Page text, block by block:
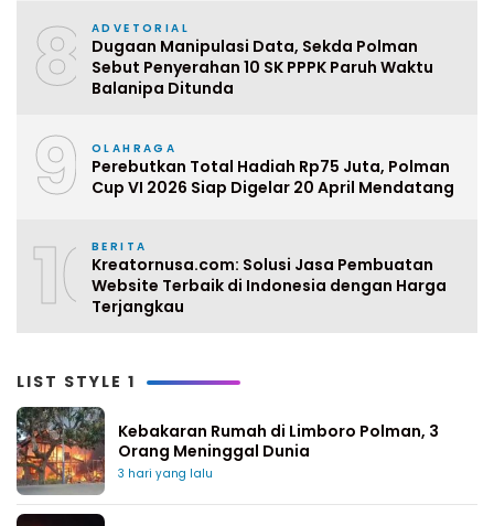
8 ADVETORIAL
Dugaan Manipulasi Data, Sekda Polman
Sebut Penyerahan 10 SK PPPK Paruh Waktu
Balanipa Ditunda
9 OLAHRAGA
Perebutkan Total Hadiah Rp75 Juta, Polman
Cup VI 2026 Siap Digelar 20 April Mendatang
10BERITA
Kreatornusa.com: Solusi Jasa Pembuatan
Website Terbaik di Indonesia dengan Harga
Terjangkau
LIST STYLE 1
Kebakaran Rumah di Limboro Polman, 3
Orang Meninggal Dunia
3 hari yang lalu